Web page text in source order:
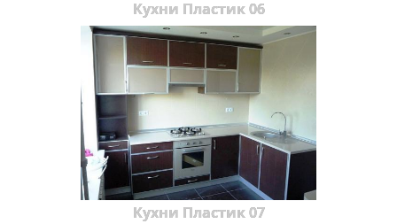
Кухни Пластик 06
Кухни Пластик 07